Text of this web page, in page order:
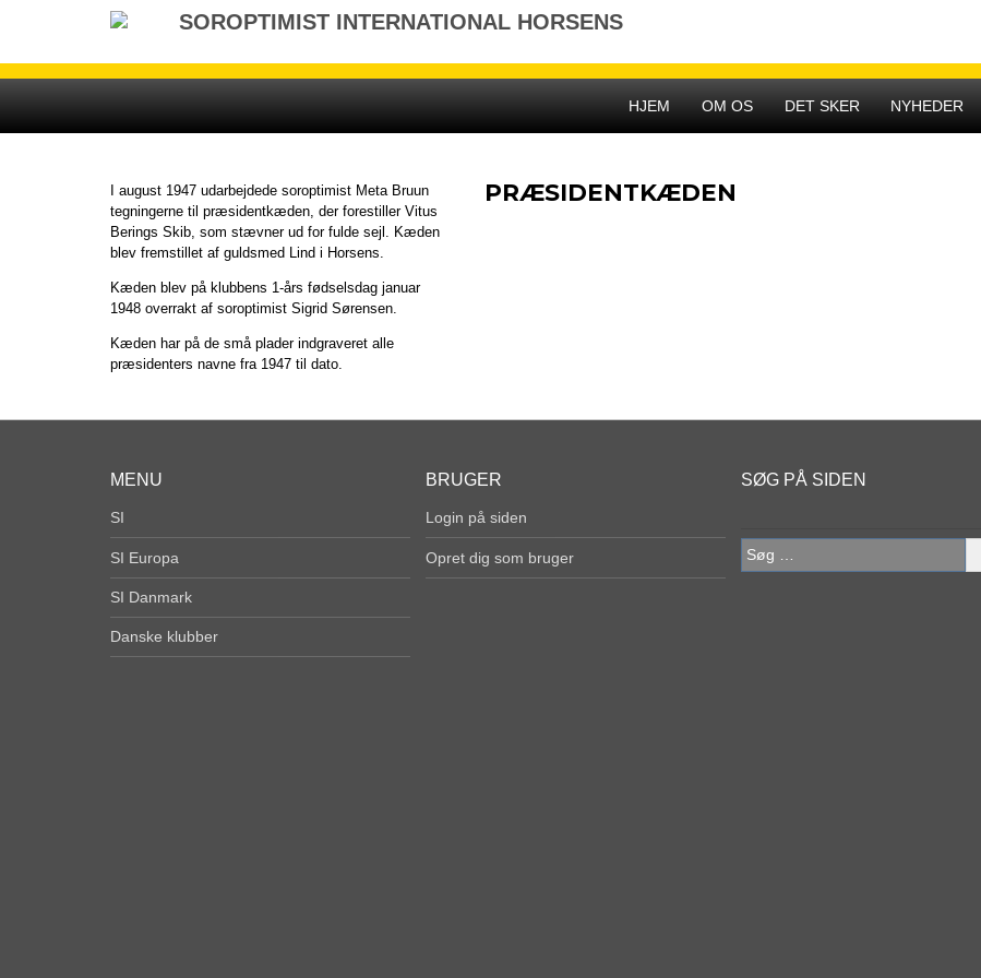
SOROPTIMIST INTERNATIONAL HORSENS
HJEM
OM OS DET SKER NYHEDER
PRÆSIDENTKÆDEN
I august 1947 udarbejdede soroptimist Meta Bruun
tegningerne til præsidentkæden, der forestiller Vitus
Berings Skib, som stævner ud for fulde sejl. Kæden
blev fremstillet af guldsmed Lind i Horsens.
Kæden blev på klubbens 1-års fødselsdag januar
1948 overrakt af soroptimist Sigrid Sørensen.
Kæden har på de små plader indgraveret alle
præsidenters navne fra 1947 til dato.
MENU
SI
SI Europa
SI Danmark
Danske klubber
BRUGER
Login på siden
Opret dig som bruger
SØG PÅ SIDEN
Søg
efter: